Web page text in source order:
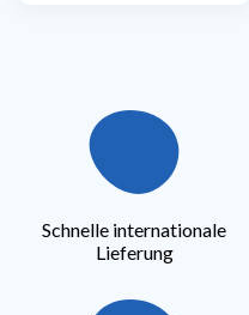
Schnelle internationale
Lieferung